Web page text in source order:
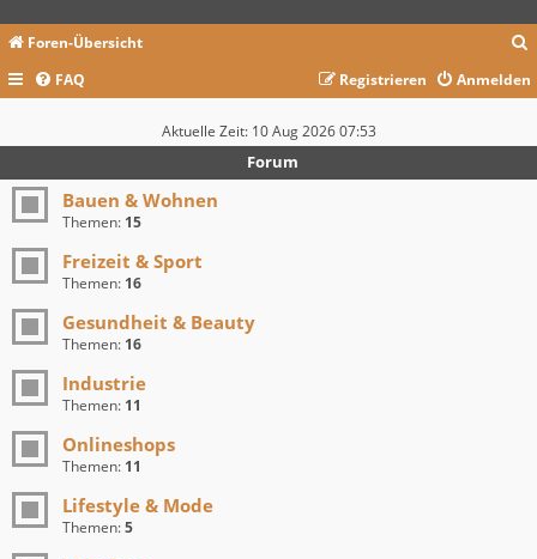
Foren-Übersicht
c
FAQ Anmelden
Registrieren
Aktuelle Zeit: 10 Aug 2026 07:53
Forum
Bauen & Wohnen
Themen: 15
Freizeit & Sport
Themen: 16
Gesundheit & Beauty
Themen: 16
Industrie
Themen: 11
Onlineshops
Themen: 11
Lifestyle & Mode
Themen:5